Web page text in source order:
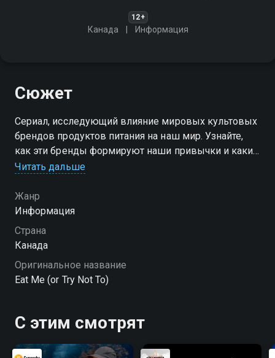
12+
Канада Информация
Сюжет
Сериал, исследующий влияние мировых культовых
брендов продуктов питания на наш мир. Узнайте,
как эти бренды формируют наши привычки и какие
тренды определяют наше будущее
Посмотреть онлайн 1 сезон сериала Съешь меня
(или попробуй устоять) вы можете совершенно
бесплатно в хорошем HD качестве на Смотрёшке
Читать дальше
Жанр
Информация
Страна
Канада
Оригинальное название
Eat Me (or Try Not To)
С этим смотрят